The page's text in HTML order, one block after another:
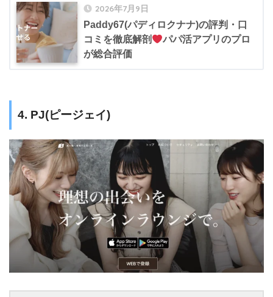
2026年7月9日
Paddy67(パディロクナナ)の評判・口
コミを徹底解剖
パパ活アプリのプロ
が総合評価
4. PJ(ピージェイ)